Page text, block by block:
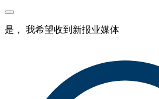
是， 我希望收到新报业媒体